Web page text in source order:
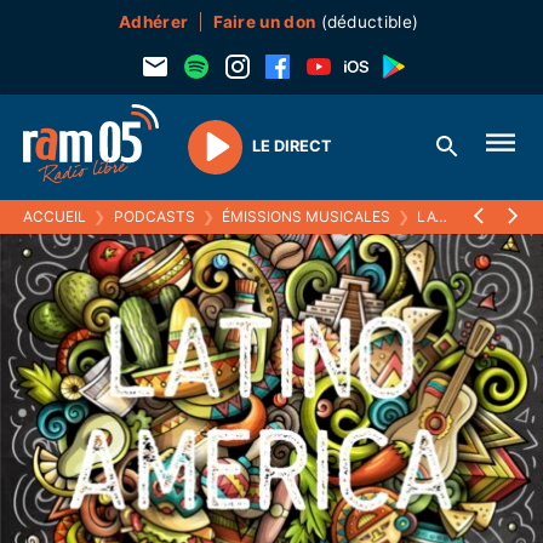
Adhérer Faire un don (déductible)
Play
LE DIRECT
ACCUEIL ❯ PODCASTS ❯ ÉMISSIONS MUSICALES ❯ LATINO AMERICA